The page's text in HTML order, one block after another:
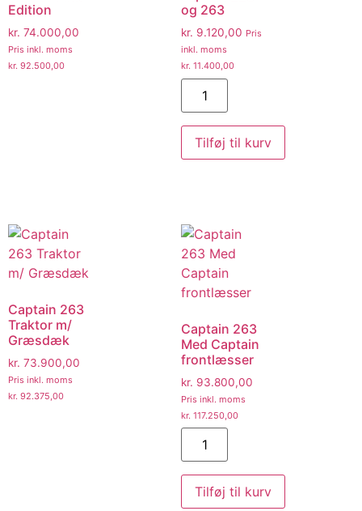
Edition
kr. 74.000,00
Pris inkl. moms
kr. 92.500,00
og 263
kr. 9.120,00 Pris
inkl. moms
kr. 11.400,00
Tilføj til kurv
Captain 263
Traktor m/
Græsdæk
kr. 73.900,00
Pris inkl. moms
kr. 92.375,00
Captain 263
Med Captain
frontlæsser
kr. 93.800,00
Pris inkl. moms
kr. 117.250,00
Tilføj til kurv